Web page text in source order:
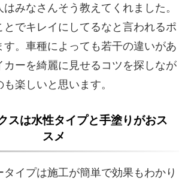
みなさんそう教えてくれました。
とでキレイにしてるなと言われるポ
す。車種によっても若干の違いがあ
カーを綺麗に見せるコツを探しなが
楽しいと思います。
スは水性タイプと手塗りがおス
スメ
イプは施工が簡単で効果もわかり